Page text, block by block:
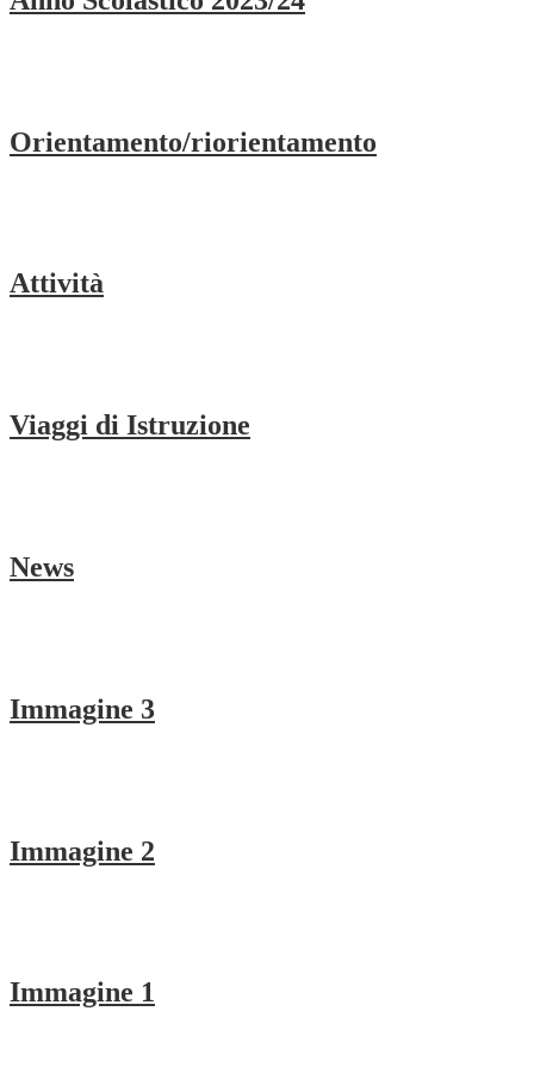
Orientamento/riorientamento
Attività
Viaggi di Istruzione
News
Immagine 3
Immagine 2
Immagine 1